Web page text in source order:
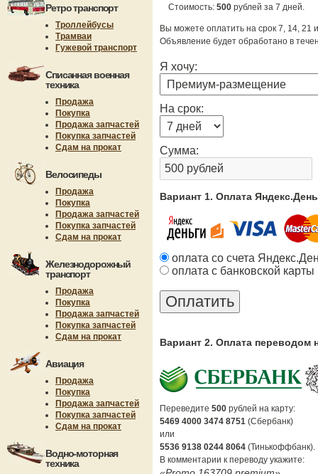
Ретро транспорт
Троллейбусы
Трамваи
Гужевой транспорт
Списанная военная
техника
Продажа
Покупка
Продажа запчастей
Покупка запчастей
Сдам на прокат
Велосипеды
Продажа
Покупка
Продажа запчастей
Покупка запчастей
Сдам на прокат
Железнодорожный
транспорт
Продажа
Покупка
Продажа запчастей
Покупка запчастей
Сдам на прокат
Авиация
Продажа
Покупка
Продажа запчастей
Покупка запчастей
Сдам на прокат
Водно-моторная
техника
Стоимость: 500 рублей за 7 дней.
Вы можете оплатить на срок 7, 14, 21
Объявление будет обработано в
Я хочу:
На срок:
Сумма:
Вариант 1. Оплата
оплата со счета
оплата с банковской карты
Вариант 2. Оплата переводом
Переведите 500 рублей на карту:
5469 4000 3474 8751 (Сбербанк)
или
5536 9138 0244 8064 (Тинькоффбанк).
В комментарии к переводу укажите: